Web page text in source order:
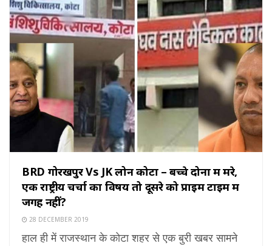
BRD गोरखपुर Vs JK लोन कोटा – बच्चे दोनों में मरे,
एक राष्ट्रीय चर्चा का विषय तो दूसरे को प्राइम टाइम में
जगह नहीं?
28 DECEMBER 2019
हाल ही में राजस्थान के कोटा शहर से एक बुरी खबर सामने